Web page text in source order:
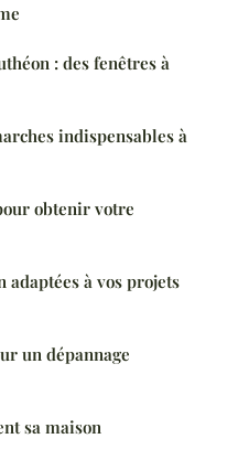
: des fenêtres à
indispensables à
obtenir votre
adaptées à vos projets
un dépannage
sa maison